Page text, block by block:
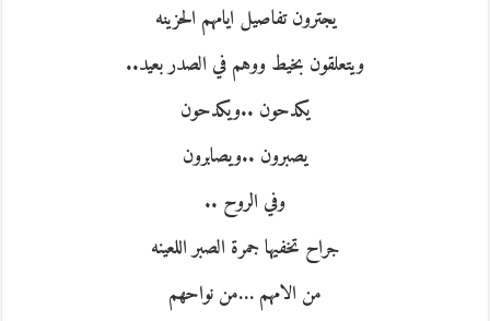
يجترون تفاصيل ايامهم الحزينه
ويتعلقون بخيط ووهم في الصدر بعيد..
يكدحون ..ويكدحون
يصبرون ..ويصابرون
وفي الروح ..
جراح تخفيها جمرة الصبر اللعينه
من الامهم …من نواحهم